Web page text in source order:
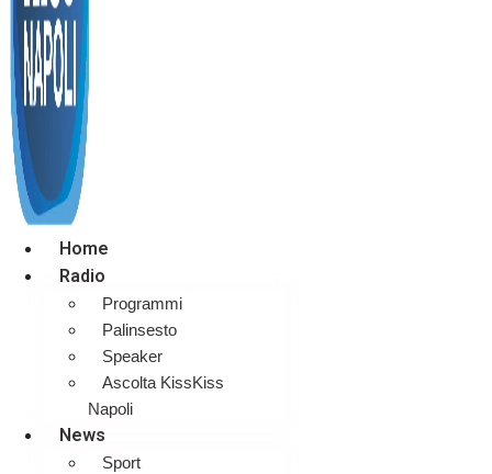
Home
Radio
Programmi
Palinsesto
Speaker
Ascolta KissKiss
Napoli
News
Sport